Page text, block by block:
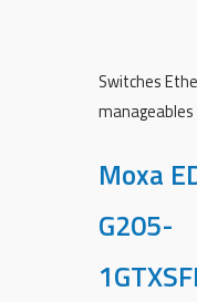
Switches
manageables
Moxa
G205-